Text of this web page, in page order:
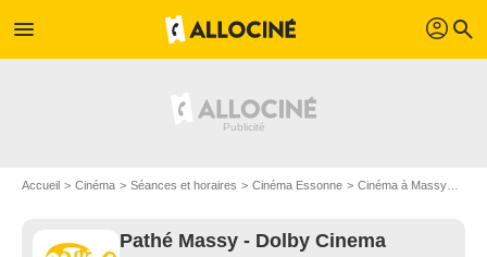
menu profil search
Accueil Cinéma Séances et horaires Cinéma Essonne Cinéma à Massy
Pathé Massy - Dolby Cinema